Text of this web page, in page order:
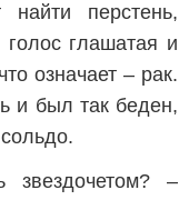
найти перстень,
голос глашатая и
означает – рак.
и был так беден,
–